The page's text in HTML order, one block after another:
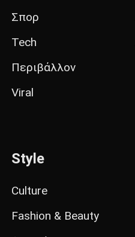
Σπορ
Tech
Περιβάλλον
Viral
Style
Culture
Fashion & Beauty